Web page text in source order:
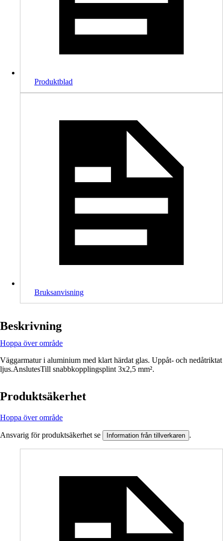
Produktblad
Bruksanvisning
Beskrivning
Hoppa över område
Väggarmatur i aluminium med klart härdat glas. Uppåt- och nedåtriktat
ljus.AnslutesTill snabbkopplingsplint 3x2,5 mm².
Produktsäkerhet
Hoppa över område
Ansvarig för produktsäkerhet se Information från tillverkaren .